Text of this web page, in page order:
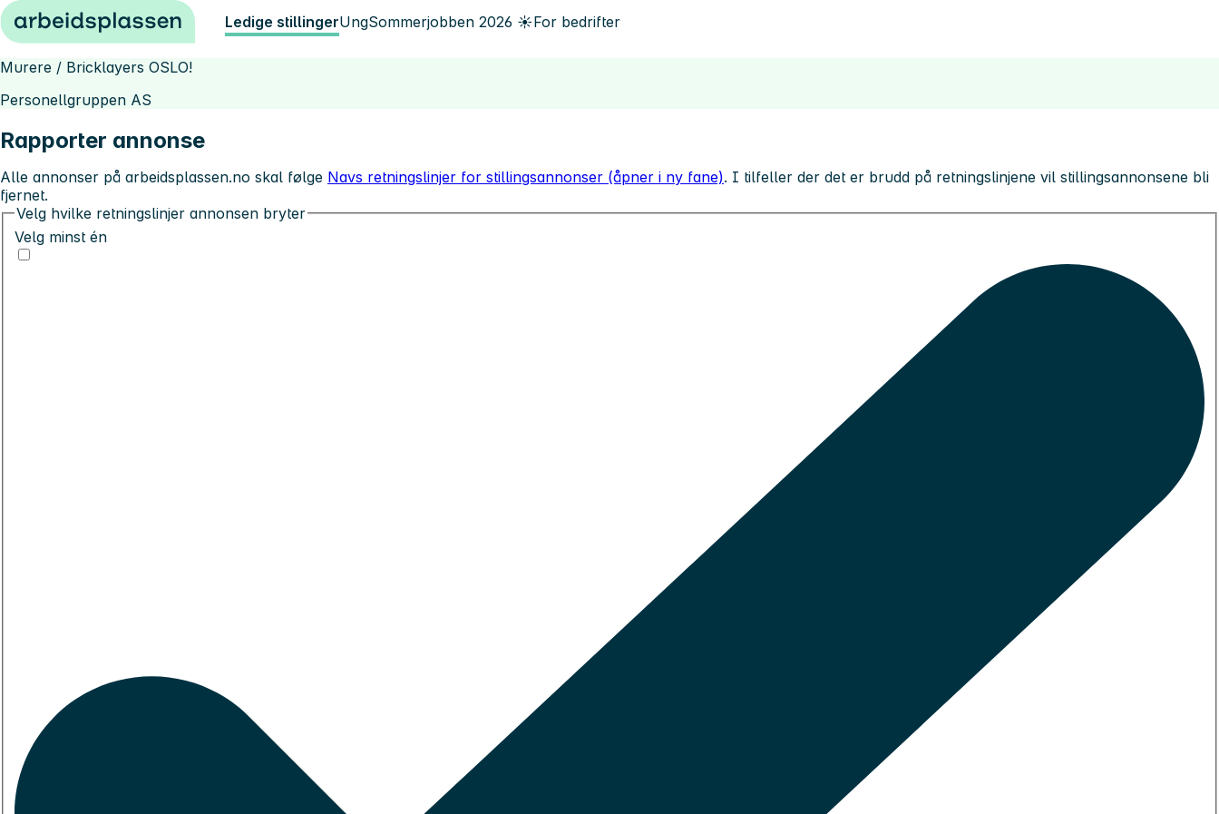
Hopp til innhold Ledige stillingerUngSommerjobben 2026 ☀️For bedrifter
Murere / Bricklayers OSLO!
Personellgruppen AS
Rapporter annonse
Alle annonser på arbeidsplassen.no skal følge Navs retningslinjer for stillingsannonser (åpner i ny fane). I tilfeller der det er brudd på retningslinjene vil stillingsannonsene bli
fjernet.
Velg hvilke retningslinjer annonsen bryter
Velg minst én